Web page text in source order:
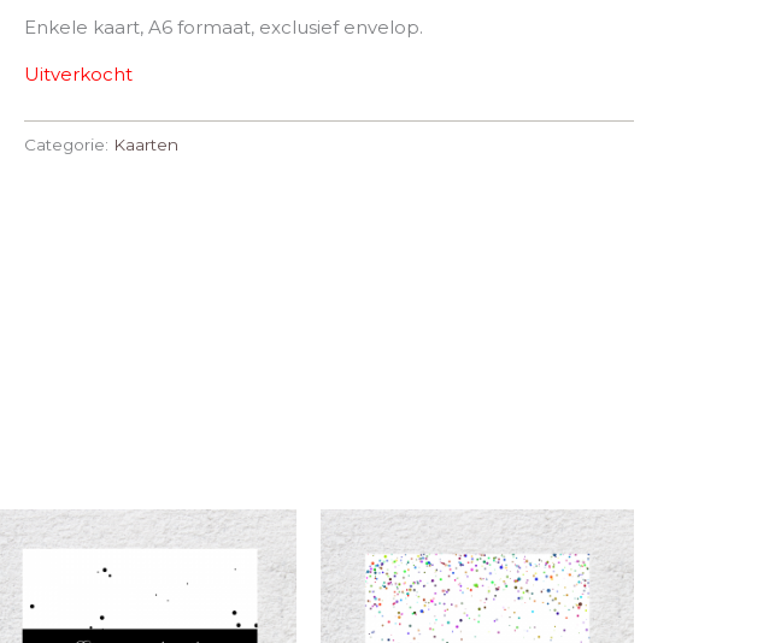
Enkele kaart, A6 formaat, exclusief envelop.
Uitverkocht
Categorie: Kaarten